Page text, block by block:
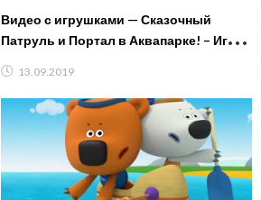
Видео с игрушками — Сказочный
Патруль и Портал в Аквапарке! – Игры
13.09.2019